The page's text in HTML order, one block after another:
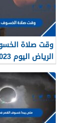
وقت صلاة
الرياض اليوم 2023